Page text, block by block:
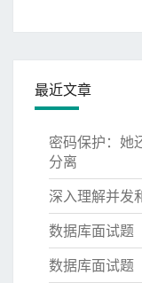
最近文章
密码保护：她
分离
深入理解并发
数据库面试题
数据库面试题